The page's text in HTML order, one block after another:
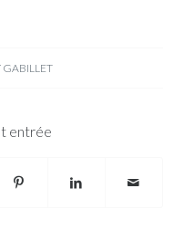
GABILLET
entrée